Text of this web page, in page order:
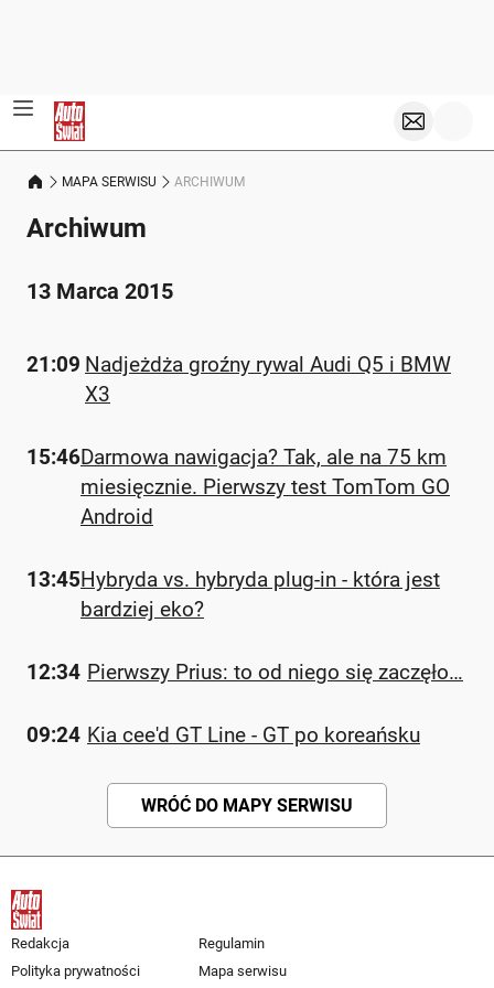
MAPA SERWISU ARCHIWUM
Archiwum
13 Marca 2015
21:09 Nadjeżdża groźny rywal Audi Q5 i BMW
X3
15:46Darmowa nawigacja? Tak, ale na 75 km
miesięcznie. Pierwszy test TomTom GO
Android
13:45Hybryda vs. hybryda plug-in - która jest
bardziej eko?
12:34 Pierwszy Prius: to od niego się zaczęło…
09:24 Kia cee'd GT Line - GT po koreańsku
WRÓĆ DO MAPY SERWISU
Redakcja
Regulamin
Polityka prywatności
Mapa serwisu